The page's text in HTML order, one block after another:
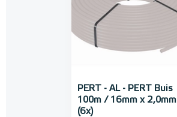
PERT - AL - PERT Buis
100m / 16mm x 2,0mm
(6x)